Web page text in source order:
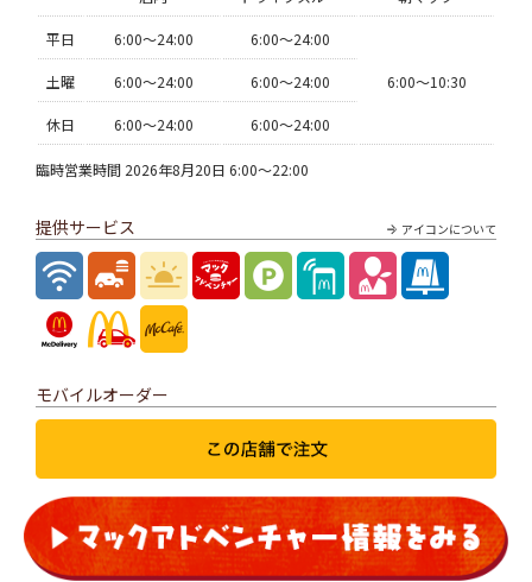
平日 6:00〜24:00 6:00〜24:00
6:00〜10:30
土曜 6:00〜24:00 6:00〜24:00
休日 6:00〜24:00 6:00〜24:00
臨時営業時間 2026年8月20日 6:00～22:00
アイコンについて
提供サービス
モバイルオーダー